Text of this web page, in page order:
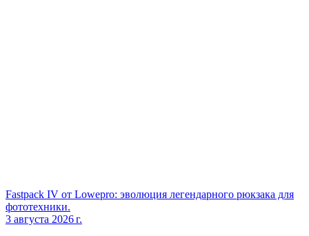
Fastpack IV от Lowepro: эволюция легендарного рюкзака для
фототехники.
3 августа 2026 г.